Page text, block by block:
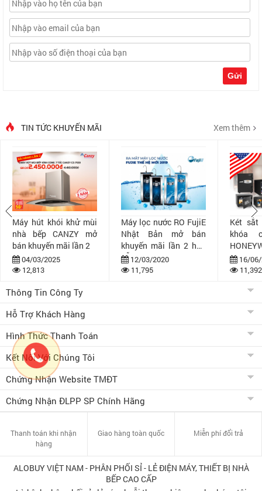
Gửi
TIN TỨC KHUYẾN MÃI Xem thêm
Máy hút khói khử mùi
nhà bếp CANZY mở
bán khuyến mãi lần 2
04/03/2025
12,813
Máy lọc nước RO FujiE
Nhật Bản mở bán
khuyến mãi lần 2 hấp
dẫn12/03/2020
11,795
Két sắt
khóa
bán16/
11,392
Thông Tin Công Ty
Hỗ Trợ Khách Hàng
Hình Thức Thanh Toán
Kết Nối Với Chúng Tôi
Chứng Nhận Website TMĐT
Chứng Nhận ĐLPP SP Chính Hãng
Thanh toán khi nhận
hàng
Giao hàng toàn quốc Miễn phí đổi trả
ALOBUY VIỆT NAM - PHÂN PHỐI SỈ - LẺ ĐIỆN MÁY, THIẾT BỊ NHÀ
BẾP CAO CẤP